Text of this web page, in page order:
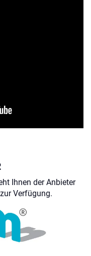
Ihnen der Anbieter
Verfügung.